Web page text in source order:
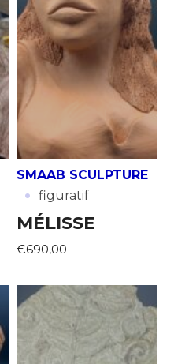
SMAAB SCULPTURE
· figuratif
MÉLISSE
€690,00